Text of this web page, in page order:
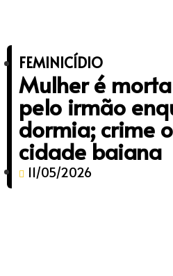
FEMINICÍDIO
Mulher é
pelo irmão
dormia; crime
cidade baiana
11/05/2026